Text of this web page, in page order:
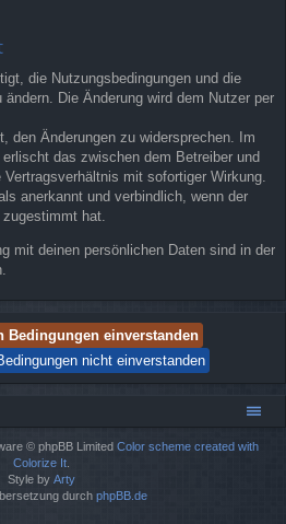
die Nutzungsbedingungen und die
Die Änderung wird dem Nutzer per
den Änderungen zu widersprechen. Im
das zwischen dem Betreiber und
mit sofortiger Wirkung.
anerkannt und verbindlich, wenn der
hat.
mit deinen persönlichen Daten sind in der
© phpBB Limited Color scheme created with
Colorize It
Style by Arty
durch phpBB.de